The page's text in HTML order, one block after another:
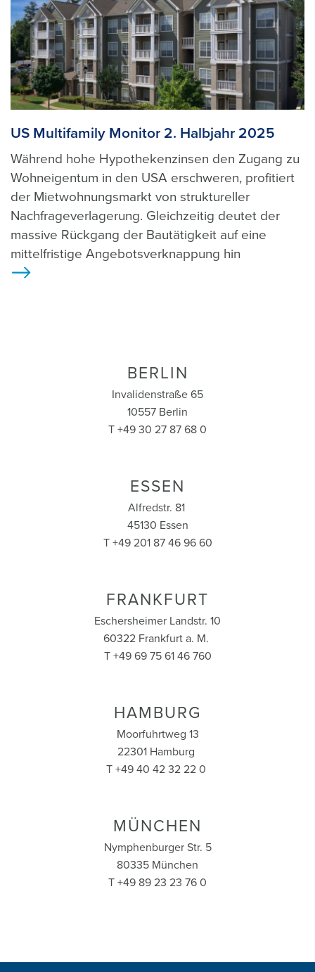
US Multifamily Monitor 2. Halbjahr 2025
Während hohe Hypothekenzinsen den Zugang zu
Wohneigentum in den USA erschweren, profitiert
der Mietwohnungsmarkt von struktureller
Nachfrageverlagerung. Gleichzeitig deutet der
massive Rückgang der Bautätigkeit auf eine
mittelfristige Angebotsverknappung hin
BERLIN
Invalidenstraße 65
10557 Berlin
T +49 30 27 87 68 0
ESSEN
Alfredstr. 81
45130 Essen
T +49 201 87 46 96 60
FRANKFURT
Eschersheimer Landstr. 10
60322 Frankfurt a. M.
T +49 69 75 61 46 760
HAMBURG
Moorfuhrtweg 13
22301 Hamburg
T +49 40 42 32 22 0
MÜNCHEN
Nymphenburger Str. 5
80335 München
T +49 89 23 23 76 0